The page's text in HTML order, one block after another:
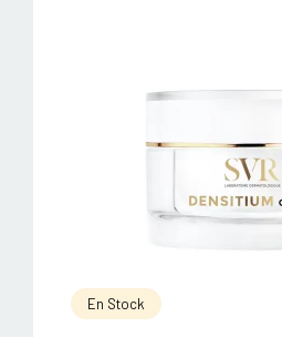
En Stock